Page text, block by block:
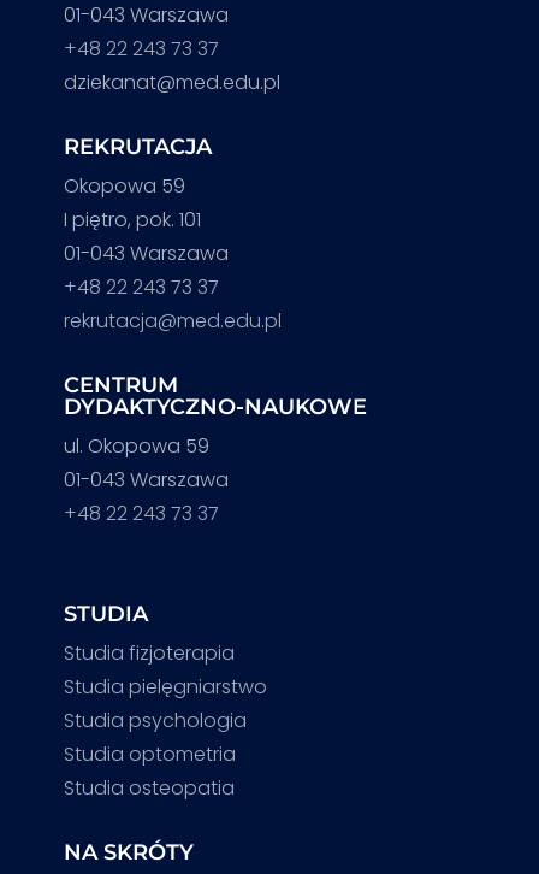
01-043 Warszawa
+48 22 243 73 37
dziekanat@med.edu.pl
REKRUTACJA
Okopowa 59
I piętro, pok. 101
01-043 Warszawa
+48 22 243 73 37
rekrutacja@med.edu.pl
CENTRUM
DYDAKTYCZNO-NAUKOWE
ul. Okopowa 59
01-043 Warszawa
+48 22 243 73 37
STUDIA
Studia fizjoterapia
Studia pielęgniarstwo
Studia psychologia
Studia optometria
Studia osteopatia
NA SKRÓTY